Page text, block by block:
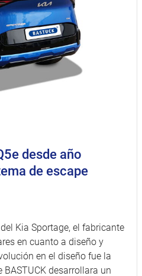
desde año
de escape
Kia Sportage, el fabricante
en cuanto a diseño y
en el diseño fue la
desarrollara un